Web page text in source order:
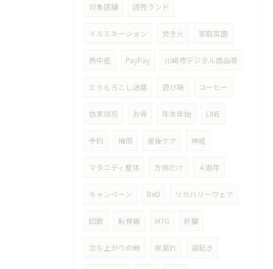
対象店舗 読売ランド
イルミネーション 焚き火 家庭菜園
熱中症 PayPay 川崎市デジタル商品券
とうもろこし迷路 遊び場 コーヒー
自家焙煎 お得 年末年始 LINE
予約 梅雨 産後ケア 神経
マタニティ整体 方側だけ ４周年
キャンペーン ReD リカバリーウェア
回数 恥骨痛 MTG 肝臓
立ち上がりの時 尿漏れ 寝起き